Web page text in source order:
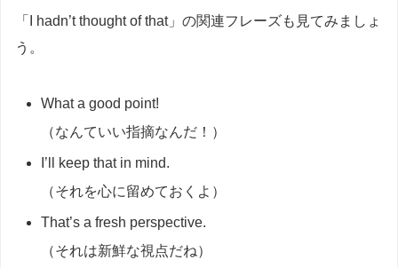
「I hadn’t thought of that」の関連フレーズも見てみましょ
う。
What a good point!
（なんていい指摘なんだ！）
I’ll keep that in mind.
（それを心に留めておくよ）
That’s a fresh perspective.
（それは新鮮な視点だね）